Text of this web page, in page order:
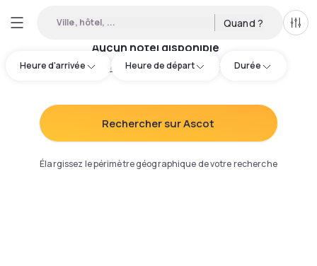
Ville, hôtel, ... Quand ?
Heure d'arrivée Heure de départ Durée
Aucun hôtel disponible
Essayez d'ajuster votre recherche:
Rechercher sur Ascot
Élargissez le périmètre géographique de votre recherche